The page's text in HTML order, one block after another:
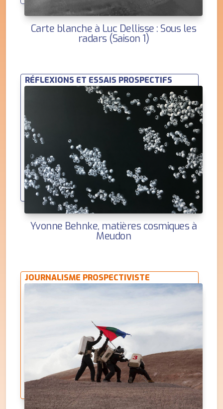
Carte blanche à Luc Dellisse : Sous les
radars (Saison 1)
RÉFLEXIONS ET ESSAIS PROSPECTIFS
Yvonne Behnke, matières cosmiques à
Meudon
JOURNALISME PROSPECTIVISTE